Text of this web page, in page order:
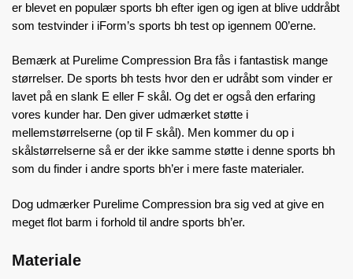
er blevet en populær sports bh efter igen og igen at blive uddråbt
som testvinder i iForm’s sports bh test op igennem 00’erne.
Bemærk at Purelime Compression Bra fås i fantastisk mange
størrelser. De sports bh tests hvor den er udråbt som vinder er
lavet på en slank E eller F skål. Og det er også den erfaring
vores kunder har. Den giver udmærket støtte i
mellemstørrelserne (op til F skål). Men kommer du op i
skålstørrelserne så er der ikke samme støtte i denne sports bh
som du finder i andre sports bh’er i mere faste materialer.
Dog udmærker Purelime Compression bra sig ved at give en
meget flot barm i forhold til andre sports bh’er.
Materiale